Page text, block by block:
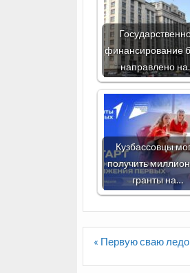
финансирование
направлено
Кузбассовцы
получить
гранты на…
Навигация
« Первую сваю